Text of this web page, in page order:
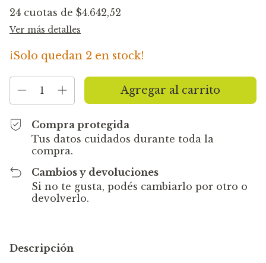
24 cuotas de $4.642,52
Ver más detalles
¡Solo quedan 2 en stock!
Compra protegida
Tus datos cuidados durante toda la
compra.
Cambios y devoluciones
Si no te gusta, podés cambiarlo por otro o
devolverlo.
Descripción